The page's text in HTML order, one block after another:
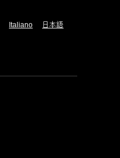
Italiano 日本語